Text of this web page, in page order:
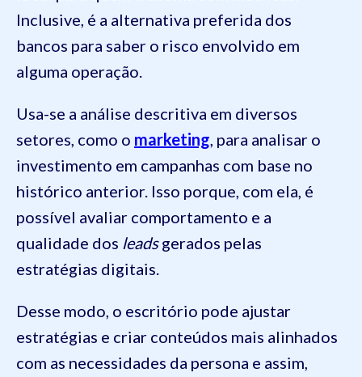
Inclusive, é a alternativa preferida dos
bancos para saber o risco envolvido em
alguma operação.
Usa-se a análise descritiva em diversos
setores, como o marketing , para analisar o
investimento em campanhas com base no
histórico anterior. Isso porque, com ela, é
possível avaliar comportamento e a
qualidade dos leadsgerados pelas
estratégias digitais.
Desse modo, o escritório pode ajustar
estratégias e criar conteúdos mais alinhados
com as necessidades da persona e assim,